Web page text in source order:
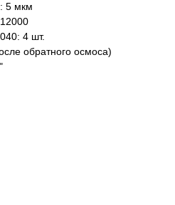
5 мкм​
4 шт.​
обратного осмоса)